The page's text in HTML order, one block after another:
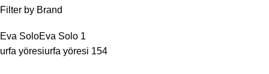
Filter by Brand
Eva SoloEva Solo 1
urfa yöresiurfa yöresi 154